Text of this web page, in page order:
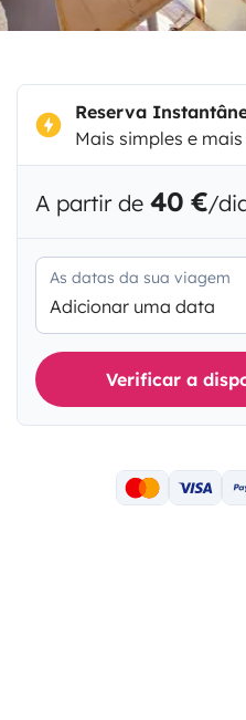
Reserva
Mais simples e
A partir de 40 €/
As datas da sua viagem
Adicionar uma data
Verificar a